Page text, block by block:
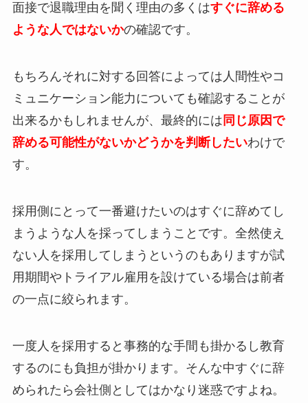
面接で退職理由を聞く理由の多くはすぐに辞める
ような人ではないかの確認です。
もちろんそれに対する回答によっては人間性やコ
ミュニケーション能力についても確認することが
出来るかもしれませんが、最終的には 同じ原因で
辞める可能性がないかどうかを判断したいわけで
す。
採用側にとって一番避けたいのはすぐに辞めてし
まうような人を採ってしまうことです。全然使え
ない人を採用してしまうというのもありますが試
用期間やトライアル雇用を設けている場合は前者
の一点に絞られます。
一度人を採用すると事務的な手間も掛かるし教育
するのにも負担が掛かります。そんな中すぐに辞
められたら会社側としてはかなり迷惑ですよね。